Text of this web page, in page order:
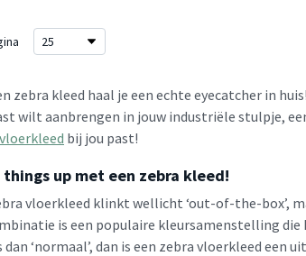
zebra kleed haal je een echte eyecatcher in
wilt aanbrengen in jouw industriële stulpje,
vloerkleed bij jou past!
things up met een zebra kleed!
vloerkleed klinkt wellicht ‘out-of-the-box’,
is een populaire kleursamenstelling die
dan ‘normaal’, dan is een zebra vloerkleed een